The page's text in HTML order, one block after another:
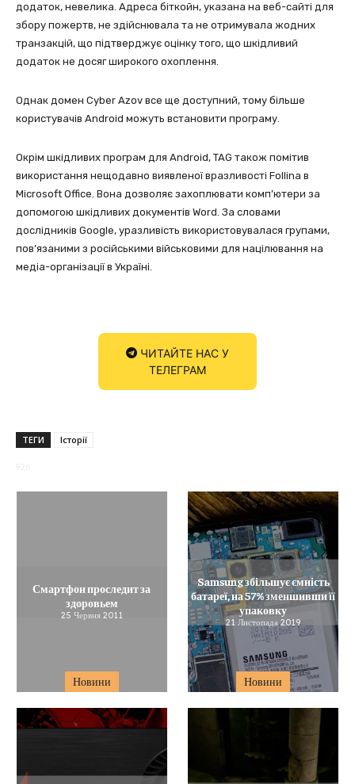
додаток, невелика. Адреса біткойн, указана на веб-сайті для
збору пожертв, не здійснювала та не отримувала жодних
транзакцій, що підтверджує оцінку того, що шкідливий
додаток не досяг широкого охоплення.
Однак домен Cyber Azov все ще доступний, тому більше
користувачів Android можуть встановити програму.
Окрім шкідливих програм для Android, TAG також помітив
використання нещодавно виявленої вразливості Follina в
Microsoft Office. Вона дозволяє захоплювати комп’ютери за
допомогою шкідливих документів Word. За словами
дослідників Google, уразливість використовувалася групами,
пов’язаними з російськими військовими для націлювання на
медіа-організації в Україні.
ЧИТАЙТЕ НАС У
ТЕЛЕГРАМ
ТЕГИ Історії
Новини
Смартфон проследит за
здоровьем
25 Червня 2011
Новини
Samsung збільшує ємність
батареї, на 57% зменшивши її
упаковку
21 Листопада 2019